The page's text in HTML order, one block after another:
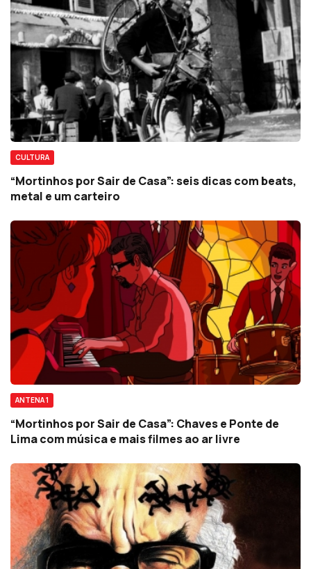
CULTURA
“Mortinhos por Sair de Casa”: seis dicas com beats,
metal e um carteiro
ANTENA 1
“Mortinhos por Sair de Casa”: Chaves e Ponte de
Lima com música e mais filmes ao ar livre